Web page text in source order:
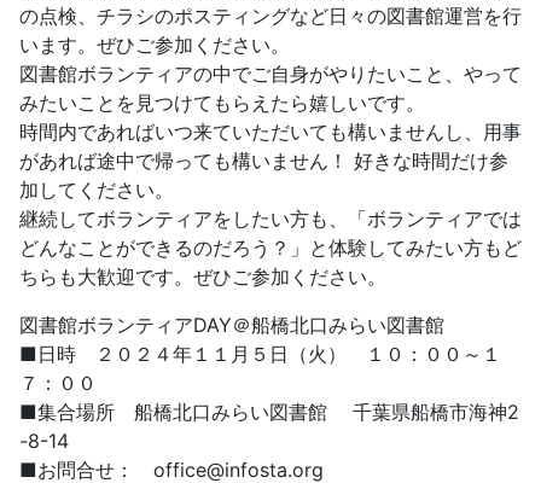
の点検、チラシのポスティングなど日々の図書館運営を行
います。ぜひご参加ください。
図書館ボランティアの中でご自身がやりたいこと、やって
みたいことを見つけてもらえたら嬉しいです。
時間内であればいつ来ていただいても構いませんし、用事
があれば途中で帰っても構いません！ 好きな時間だけ参
加してください。
継続してボランティアをしたい方も、「ボランティアでは
どんなことができるのだろう？」と体験してみたい方もど
ちらも大歓迎です。ぜひご参加ください。
図書館ボランティアDAY＠船橋北口みらい図書館
■日時 ２０２４年１１月５日（火） １０：００～１
７：００
■集合場所 船橋北口みらい図書館 千葉県船橋市海神2
-8-14
■お問合せ： office@infosta.org